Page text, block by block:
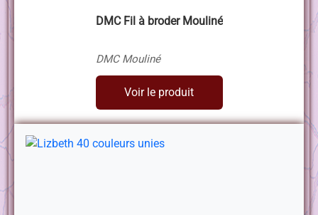
DMC Fil à broder Mouliné
DMC Mouliné
Voir le produit